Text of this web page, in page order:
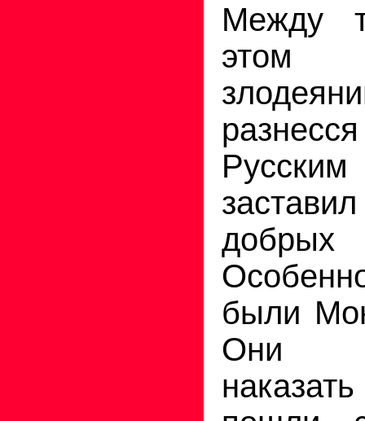
Между
этом
Русским
были
Они